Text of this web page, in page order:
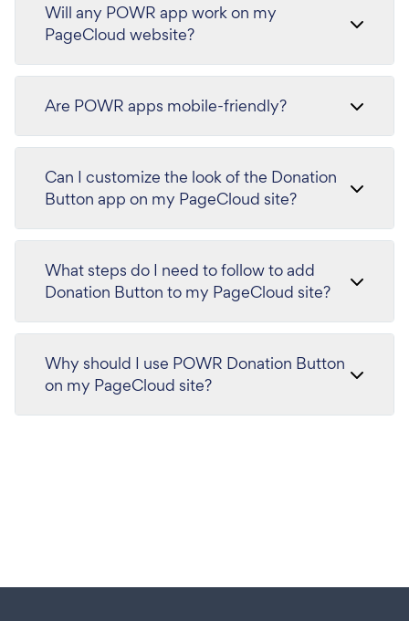
Will any POWR app work on my
PageCloud website?
Are POWR apps mobile-friendly?
Can I customize the look of the Donation
Button app on my PageCloud site?
What steps do I need to follow to add
Donation Button to my PageCloud site?
Why should I use POWR Donation Button
on my PageCloud site?